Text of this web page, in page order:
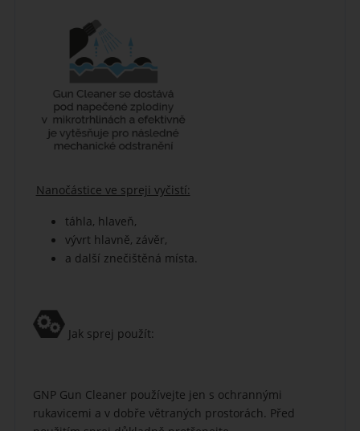
Nanočástice ve spreji vyčistí:
táhla, hlaveň,
vývrt hlavně, závěr,
a další znečištěná místa.
Jak sprej použít:
GNP Gun Cleaner používejte jen s ochrannými
rukavicemi a v dobře větraných prostorách. Před